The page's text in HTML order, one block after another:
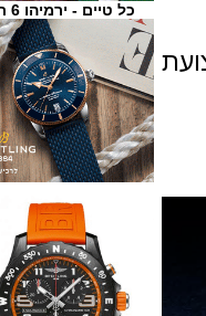
כל טיים - ירמיהו 6 ת"א